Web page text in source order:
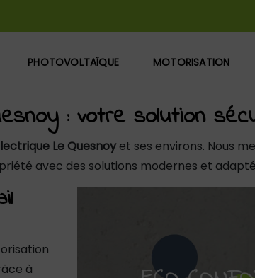
PHOTOVOLTAÏQUE MOTORISATION
: votre solution
Le Quesnoy et ses environs. Nous
avec des solutions modernes et
à